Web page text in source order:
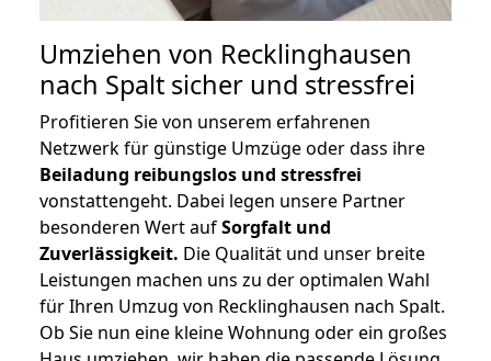
Umziehen von Recklinghausen
nach Spalt sicher und stressfrei
Profitieren Sie von unserem erfahrenen
Netzwerk für günstige Umzüge oder dass ihre
Beiladung reibungslos und stressfrei
vonstattengeht. Dabei legen unsere Partner
besonderen Wert aufSorgfalt und
Zuverlässigkeit. Die Qualität und unser breite
Leistungen machen uns zu der optimalen Wahl
für Ihren Umzug von Recklinghausen nach Spalt.
Ob Sie nun eine kleine Wohnung oder ein großes